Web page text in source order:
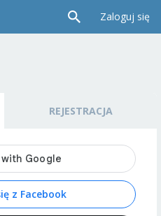
Zaloguj się
REJESTRACJA
z Facebook